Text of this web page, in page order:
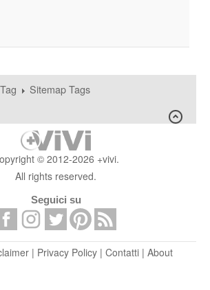
Tag Sitemap Tags
© 2012-2026 +vivi.
All rights reserved.
Seguici su
| Privacy Policy| Contatti| About